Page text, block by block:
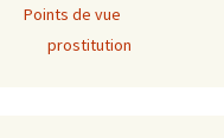
Points de vue
prostitution